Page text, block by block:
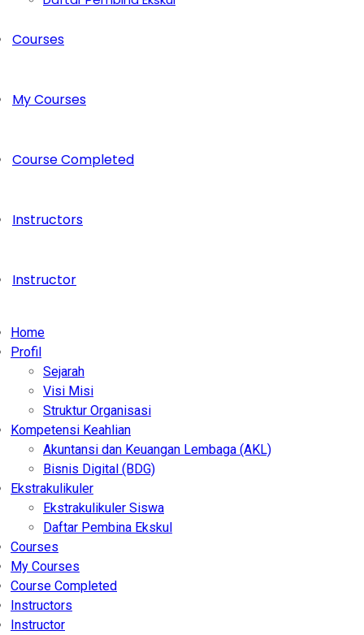
Courses
My Courses
Course Completed
Instructors
Instructor
Home
Profil
Sejarah
Visi Misi
Struktur Organisasi
Kompetensi Keahlian
Akuntansi dan Keuangan Lembaga (AKL)
Bisnis Digital (BDG)
Ekstrakulikuler
Ekstrakulikuler Siswa
Daftar Pembina Ekskul
Courses
My Courses
Course Completed
Instructors
Instructor